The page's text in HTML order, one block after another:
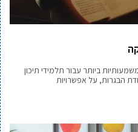
ביותר עבור תלמידי תיכון
הבגרות, על אפשרויות